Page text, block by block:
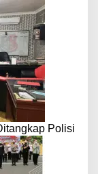
Polisi